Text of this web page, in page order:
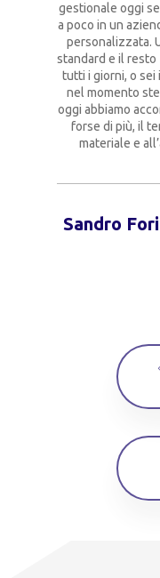
gestionale oggi
a poco in un
personalizzata.
standard e il
tutti i giorni, o sei
nel momento
oggi abbiamo
forse di più, il
materiale e
Sandro